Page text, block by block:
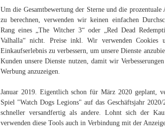
Um die Gesamtbewertung der Sterne und die prozentuale
zu berechnen, verwenden wir keinen einfachen
Rang eines „The Witcher 3“ oder „Red Dead
Valhalla“ nicht. Preise inkl. Wir verwenden Cookies
Einkaufserlebnis zu verbessern, um unsere Dienste
Kunden unsere Dienste nutzen, damit wir
Werbung anzuzeigen.
Januar 2019. Eigentlich schon für März 2020 geplant,
Spiel "Watch Dogs Legions" auf das Geschäftsjahr
schneller versandfertig als andere. Lohnt sich der
verwenden diese Tools auch in Verbindung mit der